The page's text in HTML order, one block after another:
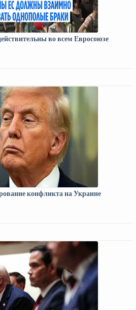
во всем Евросоюзе
конфликта на Украине